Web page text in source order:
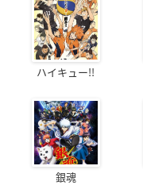
ハイキュー!!
銀魂